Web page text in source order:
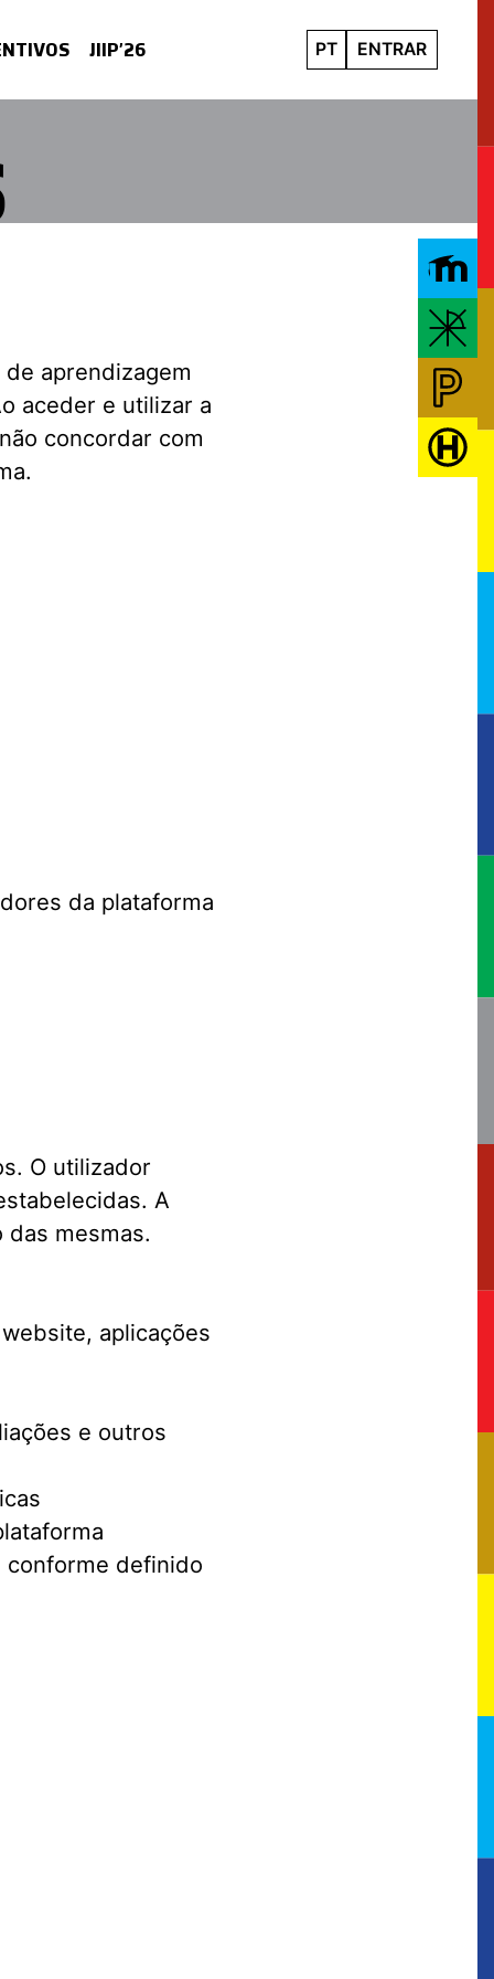
JIIP’26 PT ENTRAR
aprendizagem
aceder e utilizar a
concordar com
da plataforma
O utilizador
A
mesmas.
aplicações
e outros
definido